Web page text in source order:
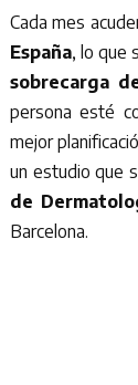
Cada mes
España, lo que
sobrecarga
persona esté
mejor
un estudio que
de
Barcelona.